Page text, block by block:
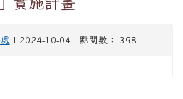
| 2024-10-04 | 點閱數： 398